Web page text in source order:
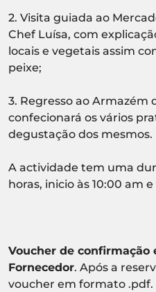
2. Visita guiada ao
Chef Luísa, com
locais e vegetais assim
peixe;
3. Regresso ao Armazém
confecionará os vários
degustação dos mesmos.
A actividade tem uma
horas, inicio às 10:00 am
Voucher de confirmação
Fornecedor. Após a
voucher em formato .pdf.